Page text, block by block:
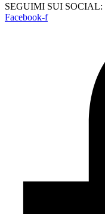
SEGUIMI SUI SOCIAL:
Facebook-f